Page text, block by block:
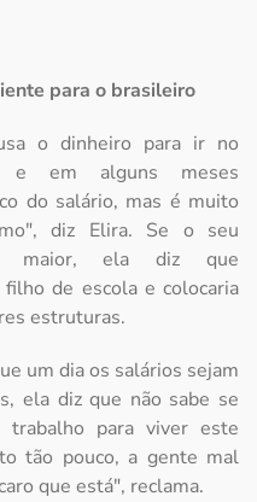
para o brasileiro
o dinheiro para ir no
e em alguns meses
do salário, mas é muito
diz Elira. Se o seu
maior, ela diz que
de escola e colocaria
estruturas.
um dia os salários sejam
ela diz que não sabe se
trabalho para viver este
tão pouco, a gente mal
que está", reclama.